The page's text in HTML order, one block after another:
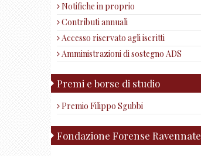
Notifiche in proprio
Contributi annuali
Accesso riservato agli iscritti
Amministrazioni di sostegno ADS
Premi e borse di studio
Premio Filippo Sgubbi
Fondazione Forense Ravennate